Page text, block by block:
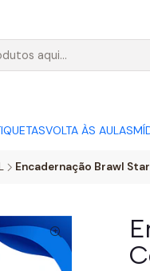
VOLTA ÀS AULAS
Encadernação Brawl